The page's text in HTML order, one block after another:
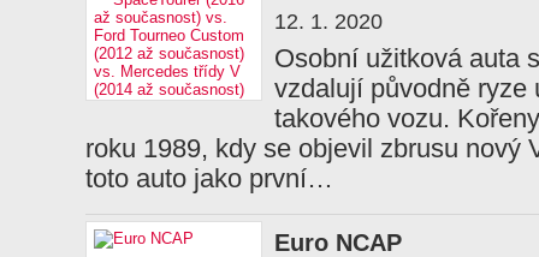
12. 1. 2020
Osobní užitková auta
vzdalují původně ryze
takového vozu.
roku 1989, kdy se objevil zbrusu nový
toto auto jako první…
Euro NCAP